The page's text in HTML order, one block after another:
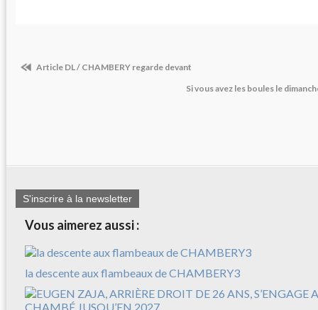
Article DL / CHAMBERY regarde devant
Si vous avez les boules le
S'inscrire à la newsletter
Vous aimerez aussi :
la descente aux flambeaux de CHAMBERY3